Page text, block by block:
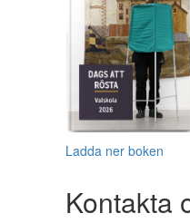
Ladda ner boken
Kontakta